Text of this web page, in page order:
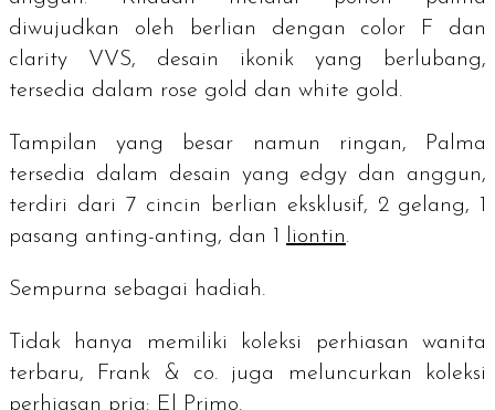
diwujudkan oleh berlian dengan color
F dan
clarity VVS, desain ikonik yang berlubang,
tersedia dalam rose gold dan white gold .
Tampilan yang besar namun ringan, Palma
tersedia dalam desain yang edgy dan anggun,
terdiri dari 7 cincin berlian eksklusif, 2 gelang, 1
pasang anting-anting, dan 1
liontin.
Sempurna sebagai hadiah.
Tidak hanya memiliki koleksi perhiasan wanita
terbaru, Frank & co. juga meluncurkan koleksi
perhiasan pria: El Primo.